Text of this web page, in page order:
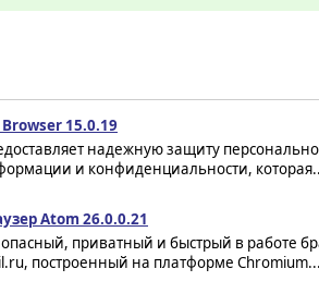
Browser 15.0.19
надежную защиту
и конфиденциальности,
Atom 26.0.0.21
приватный и быстрый в работе
построенный на платформе